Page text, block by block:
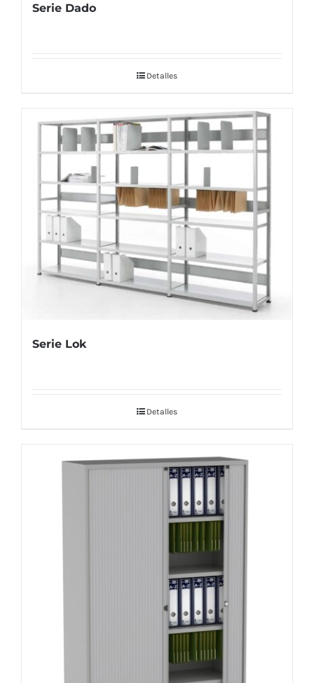
Serie Dado
Detalles
Serie Lok
Detalles